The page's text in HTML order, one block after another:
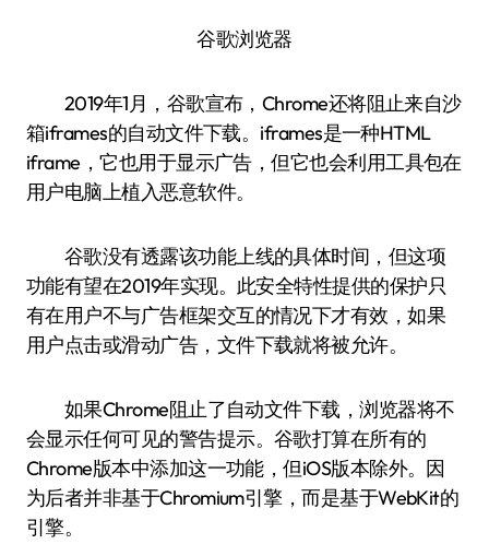
谷歌浏览器
2019年1月，谷歌宣布，Chrome还将阻止来自沙
箱iframes的自动文件下载。iframes是一种HTML
iframe，它也用于显示广告，但它也会利用工具包在
用户电脑上植入恶意软件。
谷歌没有透露该功能上线的具体时间，但这项
功能有望在2019年实现。此安全特性提供的保护只
有在用户不与广告框架交互的情况下才有效，如果
用户点击或滑动广告，文件下载就将被允许。
如果Chrome阻止了自动文件下载，浏览器将不
会显示任何可见的警告提示。谷歌打算在所有的
Chrome版本中添加这一功能，但iOS版本除外。因
为后者并非基于Chromium引擎，而是基于WebKit的
引擎。